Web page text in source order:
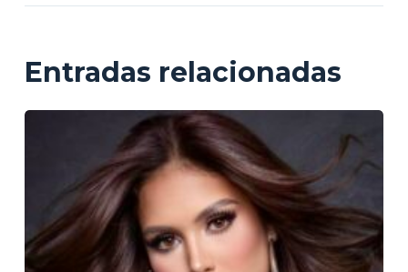
Entradas relacionadas